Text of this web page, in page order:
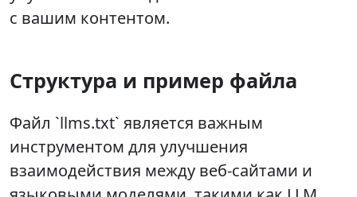
с вашим контентом.
Структура и пример файла
Файл `llms.txt` является важным
инструментом для улучшения
взаимодействия между веб-сайтами и